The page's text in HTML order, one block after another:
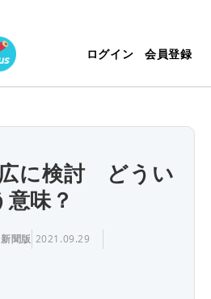
ログイン 会員登録
に検討 どうい
意味？
聞版 2021.09.29